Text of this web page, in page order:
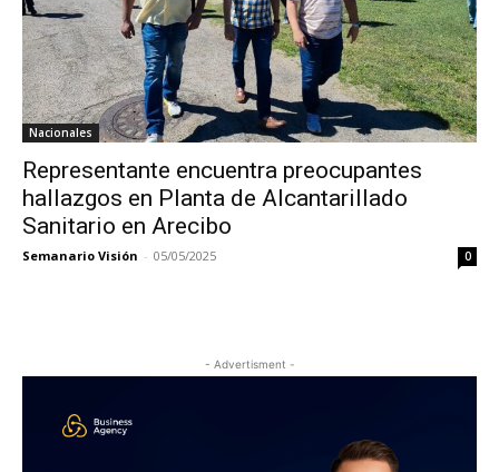
Nacionales
Representante encuentra preocupantes
hallazgos en Planta de Alcantarillado
Sanitario en Arecibo
Semanario Visión - 05/05/2025 0
- Advertisment -